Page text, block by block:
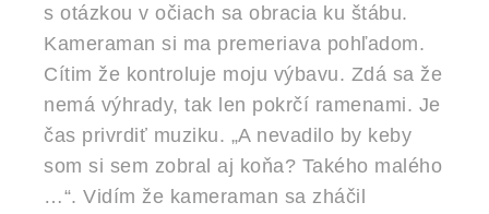
s otázkou v očiach sa obracia ku štábu.
Kameraman si ma premeriava pohľadom.
Cítim že kontroluje moju výbavu. Zdá sa že
nemá výhrady, tak len pokrčí ramenami. Je
čas privrdiť muziku. „A nevadilo by keby
som si sem zobral aj koňa? Takého malého
…“. Vidím že kameraman sa zháčil